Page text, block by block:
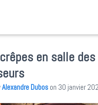
en salle des
Alexandre Dubos on 30 janvier